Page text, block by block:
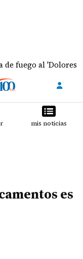
al 'Dolores
mis noticias
es